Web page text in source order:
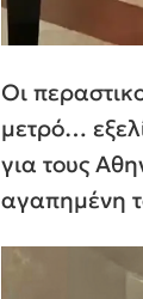
Οι
μετρό…
για τους
αγαπημένη